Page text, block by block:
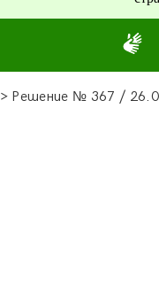
> Решение № 367 /